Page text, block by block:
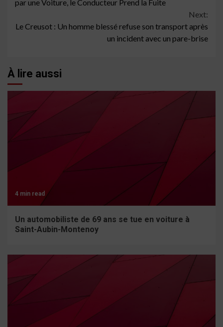
par une Voiture, le Conducteur Prend la Fuite
Next:
Le Creusot : Un homme blessé refuse son transport après
un incident avec un pare-brise
À lire aussi
4 min read
Un automobiliste de 69 ans se tue en voiture à
Saint-Aubin-Montenoy